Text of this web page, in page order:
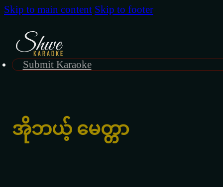
Skip to main content Skip to footer
Submit Karaoke
အိုဘယ့် မေတ္တာ